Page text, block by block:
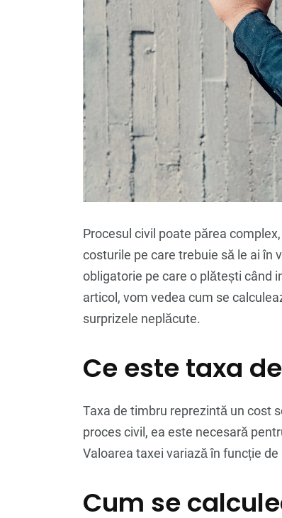
Procesul civil poate părea
costurile pe care trebuie să le ai în
obligatorie pe care o plătești când
articol, vom vedea cum se
surprizele neplăcute.
Ce este taxa
Taxa de timbru reprezintă un cost
proces civil, ea este necesară
Valoarea taxei variază în funcție
Cum se